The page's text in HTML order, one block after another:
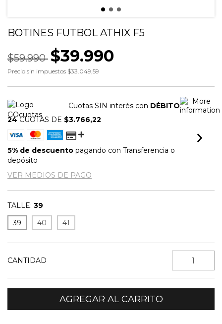
BOTINES FUTBOL ATHIX F5
$59.990 $39.990
Precio sin impuestos $33.049,59
Cuotas SIN interés con DÉBITO
24 CUOTAS DE $3.766,22
5% de descuento pagando con Transferencia o
depósito
VER MEDIOS DE PAGO
TALLE: 39
39
40 41
CANTIDAD